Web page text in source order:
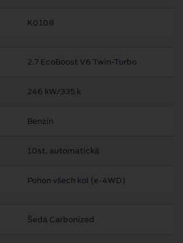
K0108
2.7 EcoBoost V6 Twin-Turbo
246 kW/335 k
Benzín
10st. automatická
Pohon všech kol (e-4WD)
Šedá Carbonized